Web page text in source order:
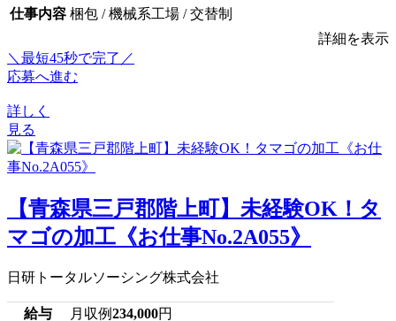
仕事内容 梱包 / 機械系工場 / 交替制
詳細を表示
＼最短45秒で完了／
応募へ進む
詳しく
見る
【青森県三戸郡階上町】未経験OK！タ
マゴの加工《お仕事No.2A055》
日研トータルソーシング株式会社
給与 月収例234,000円